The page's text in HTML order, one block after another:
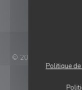
à
Politique
© 2026 Le Baccara